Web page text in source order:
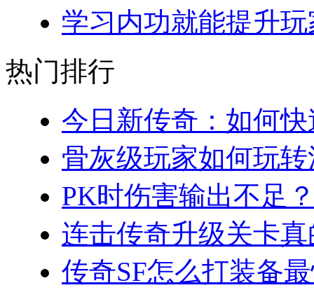
学习内功就能提升
热门排行
今日新传奇：如何
骨灰级玩家如何玩
PK时伤害输出不足
连击传奇升级关卡
传奇SF怎么打装备